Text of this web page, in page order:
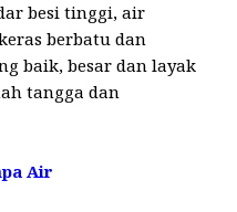
besi tinggi, air
berbatu dan
baik, besar dan layak
tangga dan
Air